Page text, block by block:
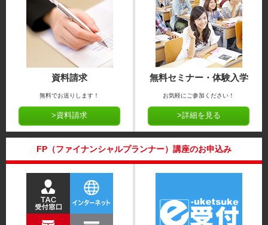
資料請求
無料でお送りします！
>資料請求
無料セミナー・体験入学
お気軽にご参加ください！
>詳細を見る
FP（ファイナンシャルプランナー）講座のお申込み